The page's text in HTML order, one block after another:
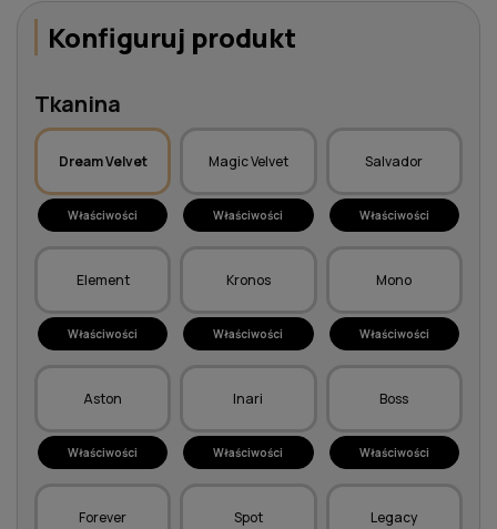
Konfiguruj produkt
Tkanina
Dream Velvet
Właściwości
Magic Velvet
Właściwości
Salvador
Właściwości
Element
Właściwości
Kronos
Właściwości
Mono
Właściwości
Aston
Właściwości
Inari
Właściwości
Boss
Właściwości
Forever Spot Legacy